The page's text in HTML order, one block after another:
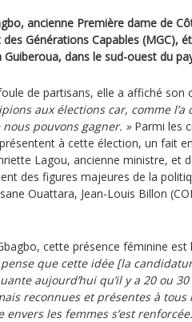
ancienne Première dame de
Générations Capables (MGC),
Guiberoua, dans le sud-ouest du
de partisans, elle a affiché son
aux élections car, comme l’a
pouvons gagner. »Parmi les
à cette élection, un fait
Lagou, ancienne ministre, et
des figures majeures de la
Ouattara, Jean-Louis Billon
cette présence féminine est
que cette idée [la
aujourd’hui qu’il y a 20 ou
reconnues et présentes à
envers les femmes s’est